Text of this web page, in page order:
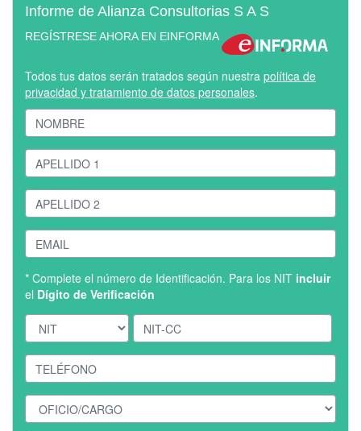
Informe de Alianza Consultorias S A S
REGÍSTRESE AHORA EN EINFORMA
Todos tus datos serán tratados según nuestra política de
privacidad y tratamiento de datos personales.
* Complete el número de Identificación. Para los NIT incluir
el Dígito de Verificación